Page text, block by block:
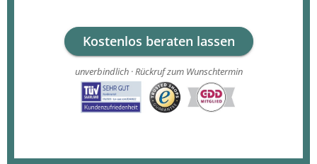
Kostenlos beraten lassen
unverbindlich · Rückruf zum Wunschtermin